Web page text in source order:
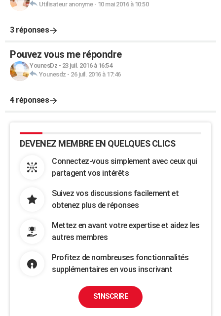
Utilisateur anonyme- 10 mai 2016 à 10:50
3 réponses
Pouvez vous me répondre
YounesDz - 23 juil. 2016 à 16:54
Younesdz - 26 juil. 2016 à 17:46
4 réponses
DEVENEZ MEMBRE EN QUELQUES CLICS
Connectez-vous simplement avec ceux qui
partagent vos intérêts
Suivez vos discussions facilement et
obtenez plus de réponses
Mettez en avant votre expertise et aidez les
autres membres
Profitez de nombreuses fonctionnalités
supplémentaires en vous inscrivant
S'INSCRIRE